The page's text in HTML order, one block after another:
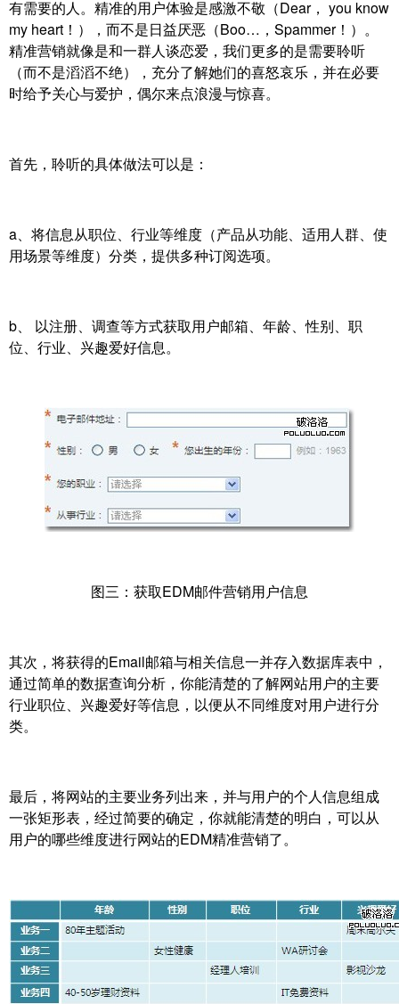
有需要的人。精准的用户体验是感激不敬（Dear， you know
my heart！），而不是日益厌恶（Boo…，Spammer！）。
精准营销就像是和一群人谈恋爱，我们更多的是需要聆听
（而不是滔滔不绝），充分了解她们的喜怒哀乐，并在必要
时给予关心与爱护，偶尔来点浪漫与惊喜。
首先，聆听的具体做法可以是：
a、将信息从职位、行业等维度（产品从功能、适用人群、使
用场景等维度）分类，提供多种订阅选项。
b、 以注册、调查等方式获取用户邮箱、年龄、性别、职
位、行业、兴趣爱好信息。
图三：获取EDM邮件营销用户信息
其次，将获得的Email邮箱与相关信息一并存入数据库表中，
通过简单的数据查询分析，你能清楚的了解网站用户的主要
行业职位、兴趣爱好等信息，以便从不同维度对用户进行分
类。
最后，将网站的主要业务列出来，并与用户的个人信息组成
一张矩形表，经过简要的确定，你就能清楚的明白，可以从
用户的哪些维度进行网站的EDM精准营销了。